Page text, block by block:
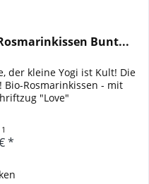
Bunt...
der kleine Yogi ist Kult! Die
Rosmarinkissen - mit
"Love"
1
*